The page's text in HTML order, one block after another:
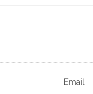
Email